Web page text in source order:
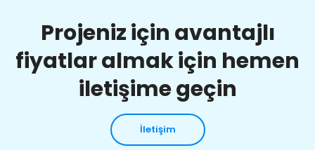
Projeniz için avantajlı
fiyatlar almak için hemen
iletişime geçin
İletişim